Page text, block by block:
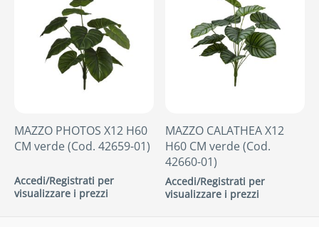
MAZZO CALATHEA X12
H60 CM verde (Cod.
42660-01)
Accedi/Registrati per
visualizzare i prezzi
MAZZO PHOTOS X12 H60
CM verde (Cod. 42659-01)
Accedi/Registrati per
visualizzare i prezzi